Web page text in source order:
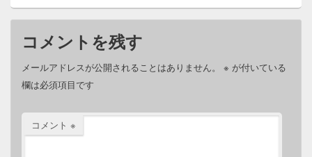
コメントを残す
メールアドレスが公開されることはありません。 ※ が付いている
欄は必須項目です
コメント ※